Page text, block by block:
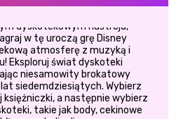
dyskotekowym nastroju,
w tę uroczą grę Disney
atmosferę z muzyką i
Eksploruj świat dyskoteki
niesamowity brokatowy
siedemdziesiątych. Wybierz
księżniczki, a następnie wybierz
takie jak body, cekinowe